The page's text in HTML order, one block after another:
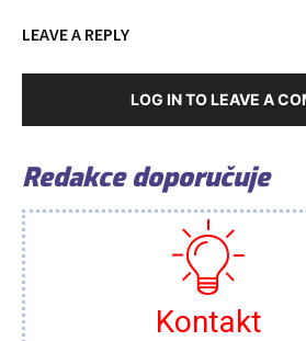
LEAVE A REPLY
LOG IN TO LEAVE A
Redakce doporučuje
Kontakt